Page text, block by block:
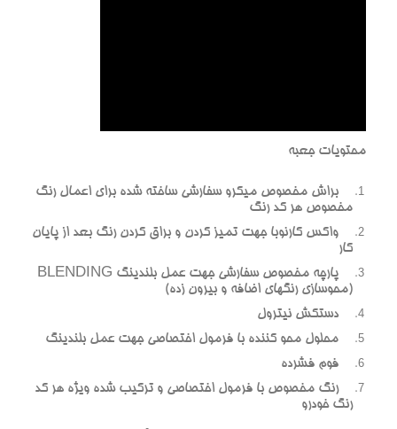
محتويات جعبه
براش مخصوص ميکرو سفارشي ساخته شده براي اعمال رنگ
مخصوص هر کد رنگ
واکس کارنوبا جهت تميز کردن و براق کردن رنگ بعد از پايان
کار
پارچه مخصوص سفارشي جهت عمل بلندينگ BLENDING
(محوسازي رنگهاي اضافه و بيرون زده)
دستکش نيترول
محلول محو کننده با فرمول اختصاصي جهت عمل بلندينگ
فوم فشرده
رنگ مخصوص با فرمول اختصاصي و ترکيب شده ويژه هر کد
رنگ خودرو